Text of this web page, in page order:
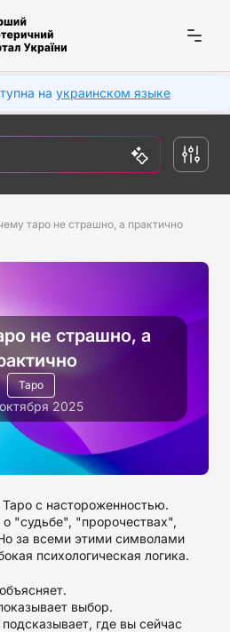
на украинском языке
таро не страшно, а практично
не страшно, а
Таро
2025
с настороженностью.
о "судьбе", "пророчествах",
за всеми этими символами
психологическая логика.
выбор.
где вы сейчас